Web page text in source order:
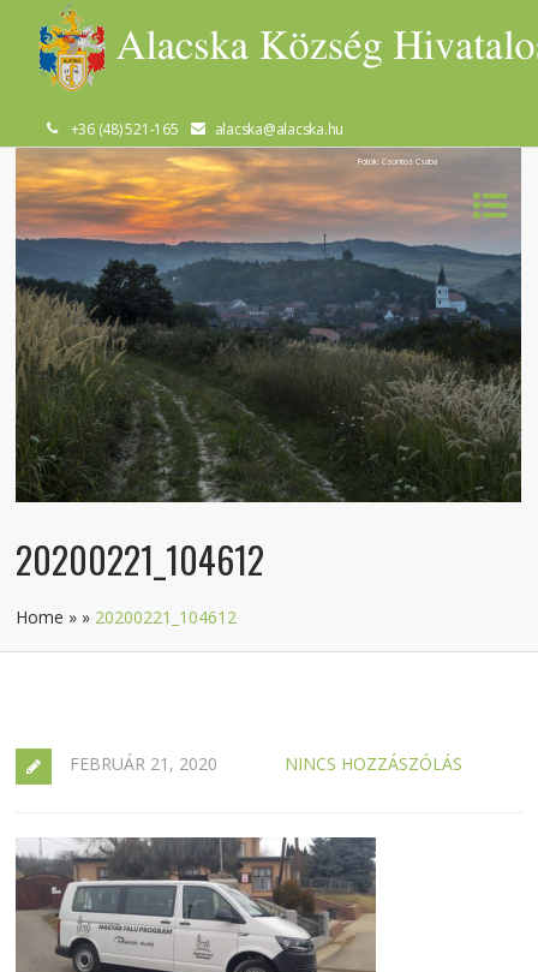
+36 (48) 521-165 alacska@alacska.hu
Fotók: Csontos Csaba
20200221_104612
Home » » 20200221_104612
FEBRUÁR 21, 2020 NINCS HOZZÁSZÓLÁS